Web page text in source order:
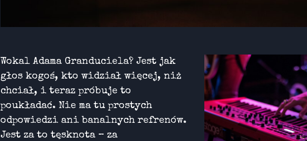
Wokal Adama Granduciela? Jest jak
głos kogoś, kto widział więcej, niż
chciał, i teraz próbuje to
poukładać. Nie ma tu prostych
odpowiedzi ani banalnych refrenów.
Jest za to tęsknota – za